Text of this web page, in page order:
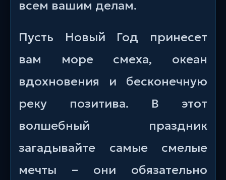
всем вашим делам.
Пусть Новый Год принесет
вам море смеха, океан
вдохновения и бесконечную
реку позитива. В этот
волшебный праздник
загадывайте самые смелые
мечты – они обязательно